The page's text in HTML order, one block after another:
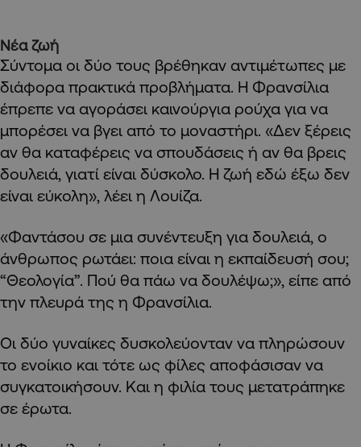
Νέα ζωή
Σύντομα οι δύο τους βρέθηκαν αντιμέτωπες με
διάφορα πρακτικά προβλήματα. Η Φρανσίλια
έπρεπε να αγοράσει καινούργια ρούχα για να
μπορέσει να βγει από το μοναστήρι. «Δεν ξέρεις
αν θα καταφέρεις να σπουδάσεις ή αν θα βρεις
δουλειά, γιατί είναι δύσκολο. Η ζωή εδώ έξω δεν
είναι εύκολη», λέει η Λουίζα.
«Φαντάσου σε μια συνέντευξη για δουλειά, ο
άνθρωπος ρωτάει: ποια είναι η εκπαίδευσή σου;
“Θεολογία”. Πού θα πάω να δουλέψω;», είπε από
την πλευρά της η Φρανσίλια.
Οι δύο γυναίκες δυσκολεύονταν να πληρώσουν
το ενοίκιο και τότε ως φίλες αποφάσισαν να
συγκατοικήσουν. Και η φιλία τους μετατράπηκε
σε έρωτα.